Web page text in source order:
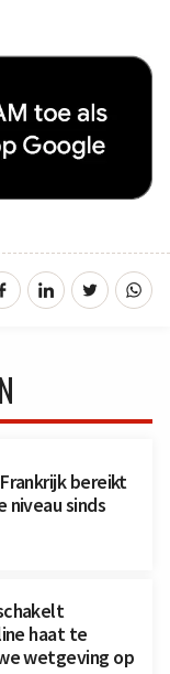
bereikt
niveau sinds
haat te
wetgeving op